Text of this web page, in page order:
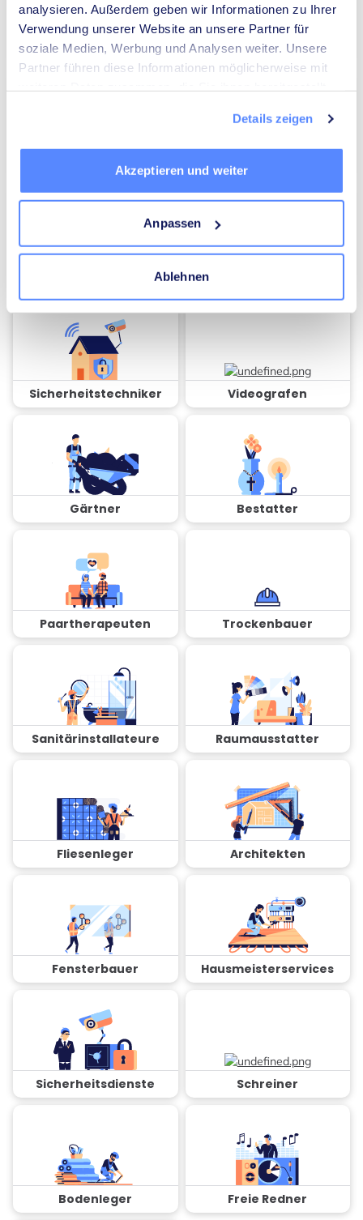
analysieren. Außerdem geben wir Informationen zu Ihrer
Verwendung unserer Website an unsere Partner für
soziale Medien, Werbung und Analysen weiter. Unsere
Partner führen diese Informationen möglicherweise mit
Details zeigen
Akzeptieren und weiter
Anpassen
Ablehnen
Umzugsunternehmen Heizungsbauer
Elektriker Mediatoren
Sicherheitstechniker Videografen
Gärtner Bestatter
Paartherapeuten Trockenbauer
Sanitärinstallateure Raumausstatter
Fliesenleger Architekten
Fensterbauer Hausmeisterservices
Sicherheitsdienste Schreiner
Bodenleger Freie Redner